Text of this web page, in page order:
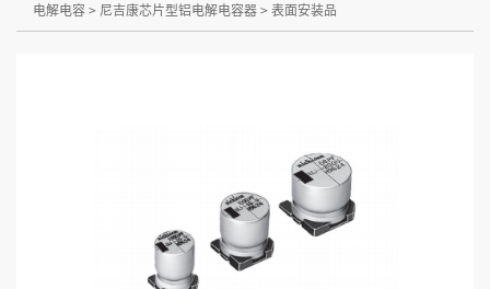
电解电容 > 尼吉康芯片型铝电解电容器 > 表面安装品